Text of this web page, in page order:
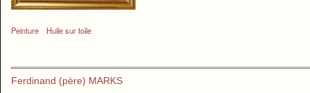
Peinture Huile sur toile
Ferdinand (père) MARKS